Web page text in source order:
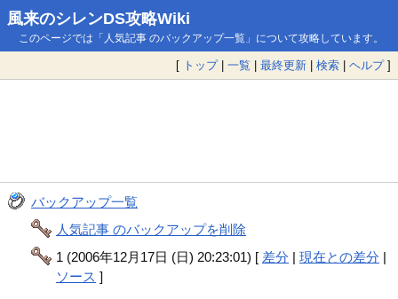
風来のシレンDS攻略Wiki
このページでは「人気記事 のバックアップ一覧」について攻略しています。
[ トップ| 一覧 | 最終更新 | 検索 | ヘルプ]
バックアップ一覧
人気記事 のバックアップを削除
1 (2006年12月17日 (日) 20:23:01) [ 差分 |現在との差分 |
ソース ]